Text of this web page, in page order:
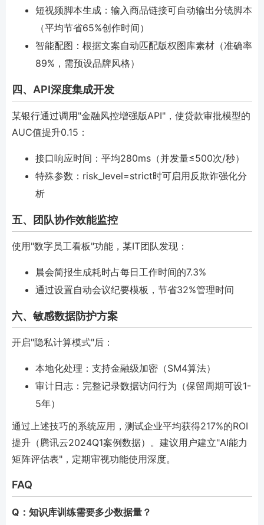
短视频脚本生成：输入商品链接可自动输出分镜脚本
（平均节省65%创作时间）
智能配图：根据文案自动匹配版权图库素材（准确率
89%，需预设品牌风格）
四、API深度集成开发
某银行通过调用"金融风控增强版API"，使贷款审批模型的
AUC值提升0.15：
接口响应时间：平均280ms（并发量≤500次/秒）
特殊参数：risk_level=strict时可启用反欺诈强化分
析
五、团队协作效能监控
使用"数字员工看板"功能，某IT团队发现：
晨会简报生成耗时占每日工作时间的7.3%
通过设置自动会议纪要模板，节省32%管理时间
六、敏感数据防护方案
开启"隐私计算模式"后：
本地化处理：支持金融级加密（SM4算法）
审计日志：完整记录数据访问行为（保留周期可设1-
5年）
通过上述技巧的系统应用，测试企业平均获得217%的ROI
提升（腾讯云2024Q1案例数据）。建议用户建立"AI能力
矩阵评估表"，定期审视功能使用深度。
FAQ
Q：知识库训练需要多少数据量？